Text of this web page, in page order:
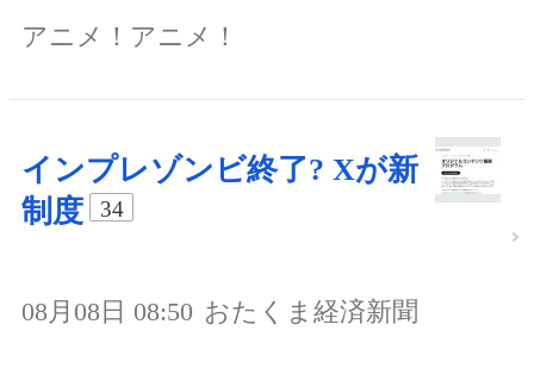
アニメ！アニメ！
インプレゾンビ終了? Xが新
制度
34
08月08日 08:50 おたくま経済新聞